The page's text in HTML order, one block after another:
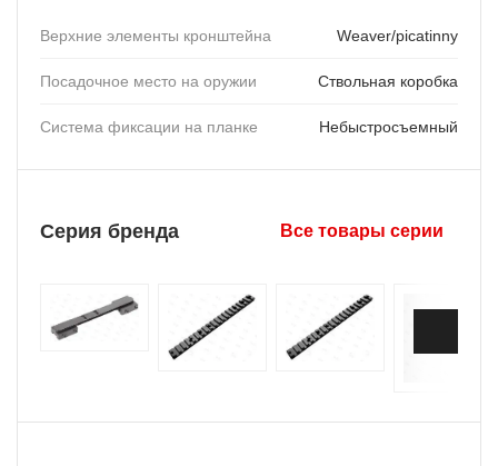
Верхние элементы кронштейна Weaver/picatinny
Посадочное место на оружии Ствольная коробка
Система фиксации на планке Небыстросъемный
Серия бренда Все товары серии